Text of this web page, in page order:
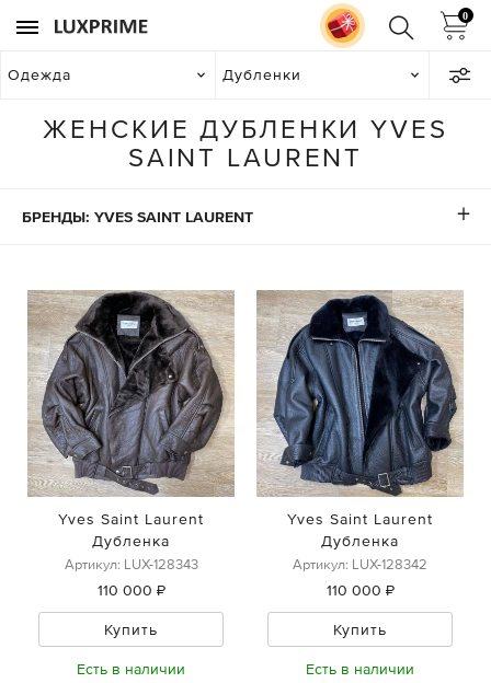
0
Одежда Дубленки
ЖЕНСКИЕ ДУБЛЕНКИ YVES
SAINT LAURENT
БРЕНДЫ: YVES SAINT LAURENT
Yves Saint Laurent
Дубленка
Артикул: LUX-128343
110 000 ₽
Купить
Есть в наличии
Yves Saint Laurent
Дубленка
Артикул: LUX-128342
110 000 ₽
Купить
Есть в наличии